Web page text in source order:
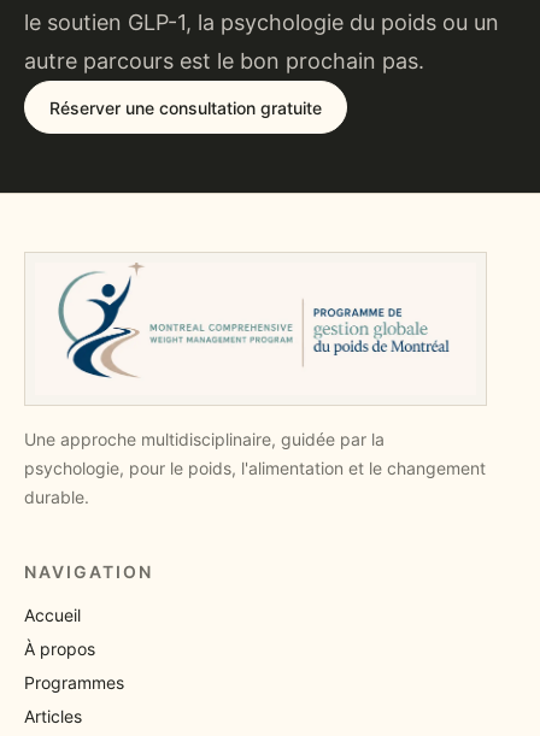
le soutien GLP-1, la psychologie du poids ou un
autre parcours est le bon prochain pas.
Réserver une consultation gratuite
Une approche multidisciplinaire, guidée par la
psychologie, pour le poids, l'alimentation et le changement
durable.
NAVIGATION
Accueil
À propos
Programmes
Articles